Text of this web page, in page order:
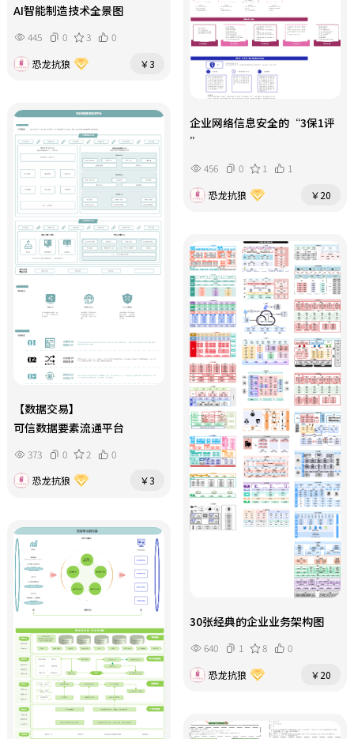
企业网络信息安全的“3保1评
”
456 0 1
1
恐龙抗狼
￥20
AI智能制造技术全景图
445 0 3
0
恐龙抗狼
￥3
【数据交易】
可信数据要素流通平台
373 0 2
0
恐龙抗狼
￥3
30张经典的企业业务架构图
640 1 8
0
恐龙抗狼
￥20